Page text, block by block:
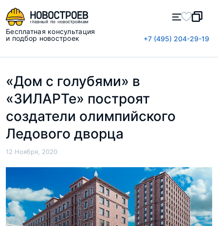
Бесплатная консультация
и подбор новостроек
+7 (495) 204-29-19
«Дом с голубями» в
«ЗИЛАРТе» построят
создатели олимпийского
Ледового дворца
12 Ноября, 2020